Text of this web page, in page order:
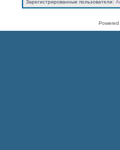
Зарегистрированные пользователи: